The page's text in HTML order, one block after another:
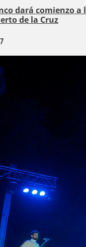
dará comienzo a
de la Cruz